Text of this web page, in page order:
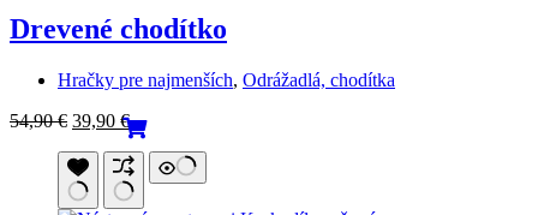
Drevené chodítko
Hračky pre najmenších, Odrážadlá, chodítka
54,90€ Pôvodná
bola:
54,90 €.
39,90 €Aktuálna
cena
je:
39,90 €.